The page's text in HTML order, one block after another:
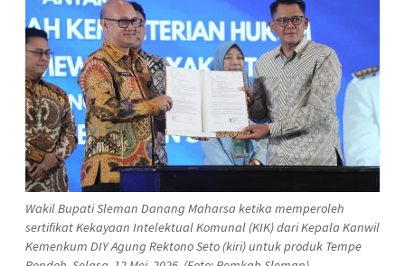
Wakil Bupati Sleman Danang Maharsa ketika memperoleh
sertifikat Kekayaan Intelektual Komunal (KIK) dari Kepala Kanwil
Kemenkum DIY Agung Rektono Seto (kiri) untuk produk Tempe